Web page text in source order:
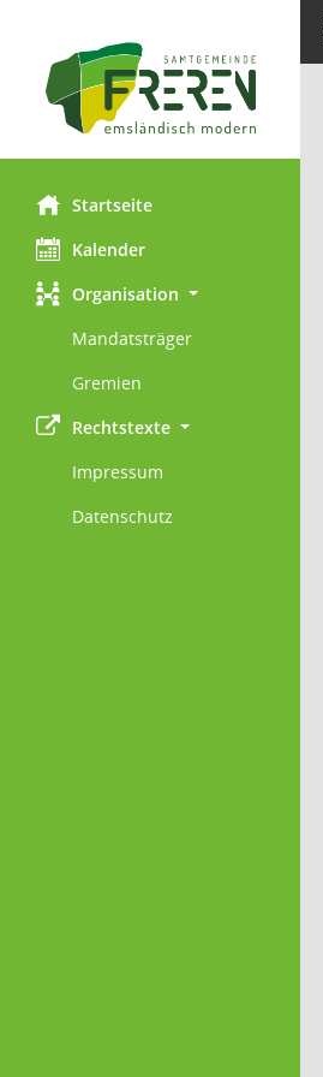
Startseite
Kalender
Organisation
Mandatsträger
Gremien
Rechtstexte
Impressum
Datenschutz